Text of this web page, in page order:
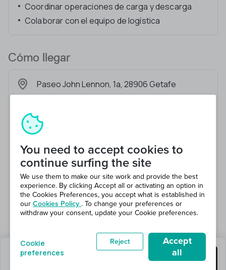
Coordinar operaciones de carga y descarga
Colaborar con el equipo de logística
Cómo llegar
Paseo John Lennon, 1a, 28906 Getafe
quedan 1 puestos Consigue este trabajo
You need to accept cookies to
continue surfing the site
We use them to make our site work and provide the best
experience. By clicking Accept all or activating an option in
the Cookies Preferences, you accept what is established in
our Cookies Policy . To change your preferences or
withdraw your consent, update your Cookie preferences.
Cookie
preferences
Reject
Accept
all